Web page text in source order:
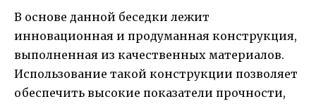
В основе данной беседки лежит
инновационная и продуманная конструкция,
выполненная из качественных материалов.
Использование такой конструкции позволяет
обеспечить высокие показатели прочности,